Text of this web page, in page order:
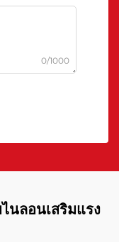
0/1000
นลอนเสริมแรง